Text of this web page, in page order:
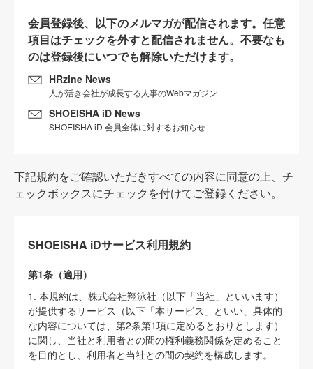
会員登録後、以下のメルマガが配信されます。任意
項目はチェックを外すと配信されません。不要なも
のは登録後にいつでも解除いただけます。
HRzine News
人が活き会社が成長する人事のWebマガジン
SHOEISHA iD News
SHOEISHA iD 会員全体に対するお知らせ
下記規約をご確認いただきすべての内容に同意の上、チ
ェックボックスにチェックを付けてご登録ください。
SHOEISHA iDサービス利用規約
第1条（適用）
1. 本規約は、株式会社翔泳社（以下「当社」といいます）
が提供するサービス（以下「本サービス」といい、具体的
な内容については、第2条第1項に定めるとおりとします）
に関し、当社と利用者との間の権利義務関係を定めること
を目的とし、利用者と当社との間の契約を構成します。